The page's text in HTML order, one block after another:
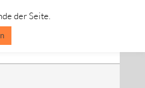
EDITION-ART-LINE
der Seite.